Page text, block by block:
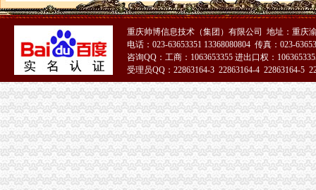
重庆自贸区积创新释放经济活力-各地产经-中国产业经济信息网
海关收发货人登记证书
变更收发货人报关注册登记证书的…-海关百问
报关员复习资料：报关单位注册登记-报关员-环球网校
进出口货物收发货人报关注册登记证书
青岛海关：更改公司的英文名称是否需要到海关更改备案？
出口退（免）税资格认定
海关报关单位注册登记证书
重庆海关：企业注册资金有变动,若要对进出口货物收发货人报关注册
深圳海关网上服务大厅>办事指南>企业管理
海关报关注册登记证书
报关注册登记证地址变更
【青关动态】海关报关企业注册登记提速的“密”-搜狐
重庆帅博信息技术（集团）有限公司 地址：重庆
电话：023-63653351 13368080804 传真：023-
咨询QQ：工商：1063653355 进出口权：
受理员QQ：22863164-3 22863164-4 22863164-5